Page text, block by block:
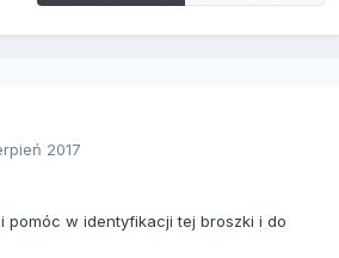
2017
pomóc w identyfikacji tej broszki i do